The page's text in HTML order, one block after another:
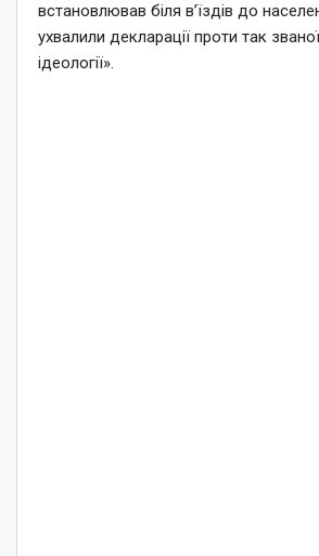
встановлював біля в’їздів до
ухвалили декларації проти так
ідеології».